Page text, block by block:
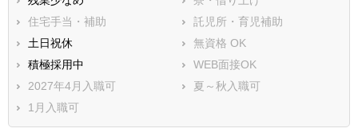
住宅手当・補助
託児所・育児補助
土日祝休
無資格 OK
積極採用中
WEB面接OK
2027年4月入職可
夏～秋入職可
1月入職可